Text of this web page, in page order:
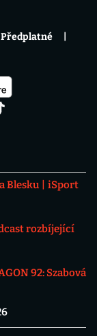
Blesku
iSport
rozbíjející
92: Szabová
Předplatné